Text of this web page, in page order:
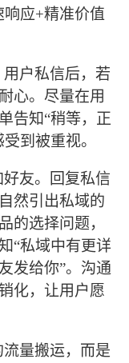
响应+精准价值
户私信后，若
心。尽量在用
告知“稍等，正
到被重视。
友。回复私信
然引出私域的
的选择问题，
“私域中有更详
发给你”。沟通
化，让用户愿
量搬运，而是